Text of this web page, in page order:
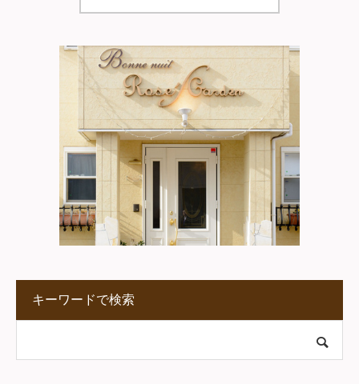
キーワードで検索